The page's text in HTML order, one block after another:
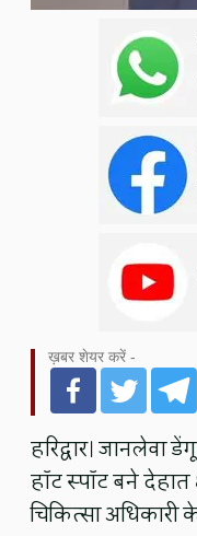
ख़बर शेयर करें -
हरिद्वार। जानलेवा
हॉट स्पॉट बने
चिकित्सा